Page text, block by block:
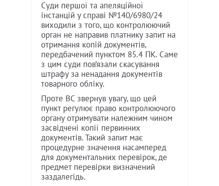
Суди першої та апеляційної
інстанцій у справі №140/6980/24
виходили з того, що контролюючий
орган не направив платнику запит на
отримання копій документів,
передбачений пунктом 85.4 ПК. Саме
з цим суди пов’язали скасування
штрафу за ненадання документів
товарного обліку.
Проте ВС звернув увагу, що цей
пункт регулює право контролюючого
органу отримувати належним чином
засвідчені копії первинних
документів. Такий запит має
процедурне значення насамперед
для документальних перевірок, де
предмет перевірки визначений
заздалегідь.